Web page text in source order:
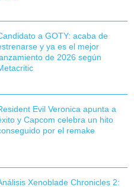
a GOTY: acaba de
y ya es el mejor
de 2026 según
Evil Veronica apunta a
y Capcom celebra un hito
por el remake
Xenoblade Chronicles 2: